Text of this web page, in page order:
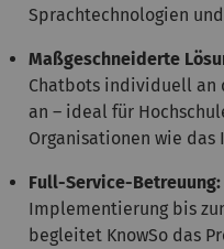
Sprachtechnologien
Maßgeschneiderte
Chatbots individuell an
an – ideal für
Organisationen wie
Full-Service-Betreuung:
Implementierung bis
begleitet KnowSo das